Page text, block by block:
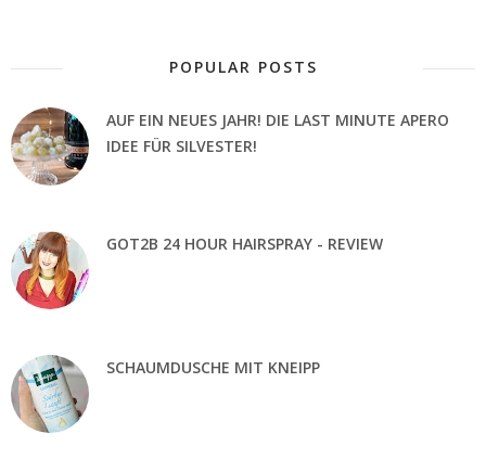
POPULAR POSTS
AUF EIN NEUES JAHR! DIE LAST MINUTE APERO
IDEE FÜR SILVESTER!
GOT2B 24 HOUR HAIRSPRAY - REVIEW
SCHAUMDUSCHE MIT KNEIPP